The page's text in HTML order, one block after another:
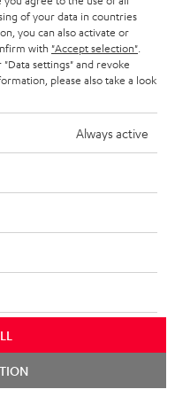
RX-V6A
RX-V6A
Beamer W2710i
Beamer W2710i
of your data in countries
you can also activate or
with "Accept selection"
settings" and revoke
please also take a look
Always active